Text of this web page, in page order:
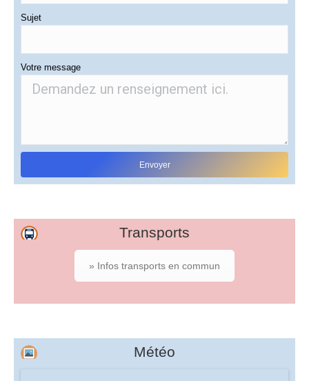
Sujet
Votre message
Transports
» Infos transports en commun
Météo